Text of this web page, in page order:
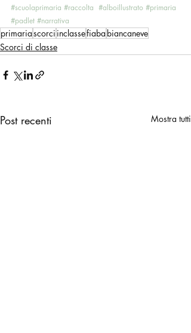
#scuolaprimaria #raccolta #alboillustrato #primaria
#padlet #narrativa
primariascorci inclassefiaba biancaneve
Scorci di classe
Post recenti Mostra tutti